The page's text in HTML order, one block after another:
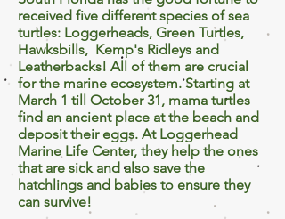
received five different species of sea
turtles: Loggerheads, Green Turtles,
Hawksbills, Kemp's Ridleys and
Leatherbacks! All of them are crucial
for the marine ecosystem. Starting at
March 1 till October 31, mama turtles
find an ancient place at the beach and
deposit their eggs. At Loggerhead
Marine Life Center, they help the ones
that are sick and also save the
hatchlings and babies to ensure they
can survive!